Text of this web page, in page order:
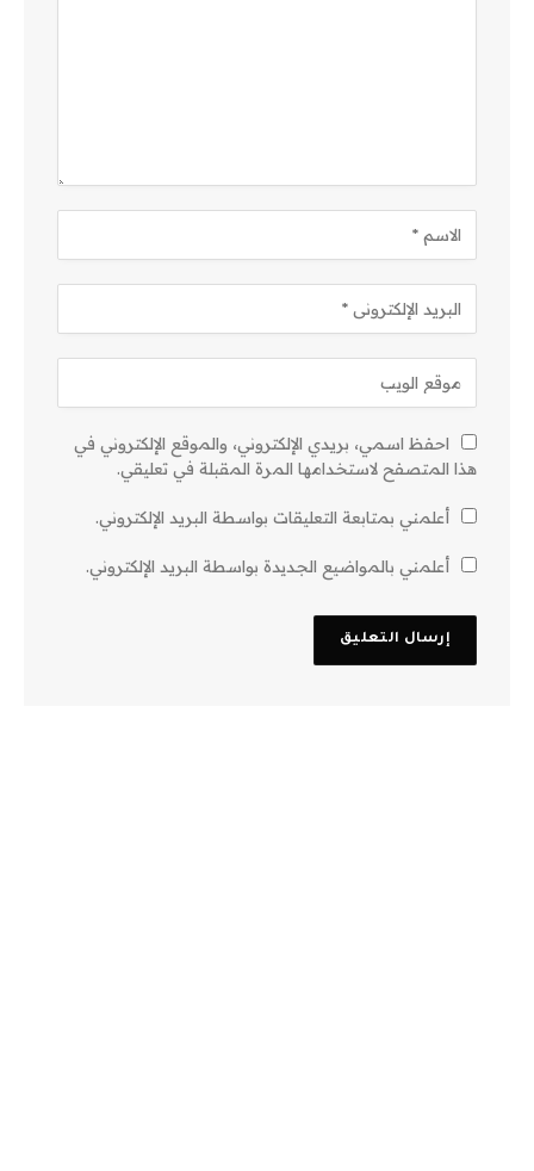
احفظ اسمي، بريدي الإلكتروني، والموقع الإلكتروني في
هذا المتصفح لاستخدامها المرة المقبلة في تعليقي.
أعلمني بمتابعة التعليقات بواسطة البريد الإلكتروني.
أعلمني بالمواضيع الجديدة بواسطة البريد الإلكتروني.